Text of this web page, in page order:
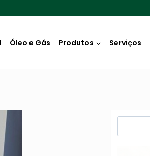
Óleo e Gás Produtos Serviços